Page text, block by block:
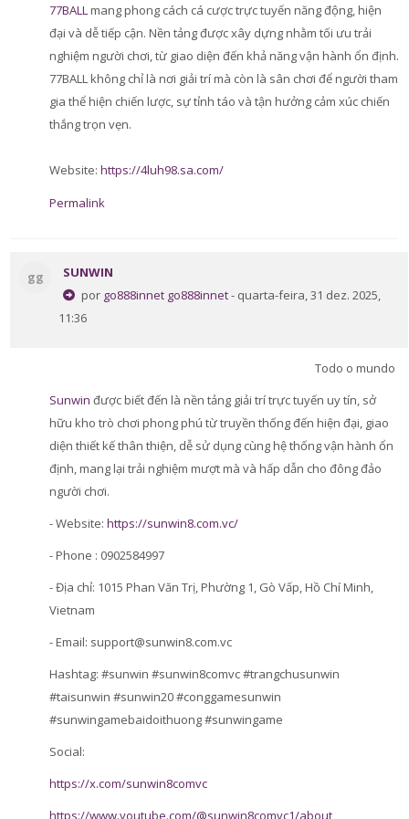
77BALL mang phong cách cá cược trực tuyến năng động, hiện
đại và dễ tiếp cận. Nền tảng được xây dựng nhằm tối ưu trải
nghiệm người chơi, từ giao diện đến khả năng vận hành ổn định.
77BALL không chỉ là nơi giải trí mà còn là sân chơi để người tham
gia thể hiện chiến lược, sự tỉnh táo và tận hưởng cảm xúc chiến
thắng trọn vẹn.
Website: https://4luh98.sa.com/
Permalink
gg
SUNWIN
por go888innet go888innet- quarta-feira, 31 dez. 2025,
11:36
Todo o mundo
Sunwin được biết đến là nền tảng giải trí trực tuyến uy tín, sở
hữu kho trò chơi phong phú từ truyền thống đến hiện đại, giao
diện thiết kế thân thiện, dễ sử dụng cùng hệ thống vận hành ổn
định, mang lại trải nghiệm mượt mà và hấp dẫn cho đông đảo
người chơi.
- Website: https://sunwin8.com.vc/
- Phone : 0902584997
- Địa chỉ: 1015 Phan Văn Trị, Phường 1, Gò Vấp, Hồ Chí Minh,
Vietnam
- Email: support@sunwin8.com.vc
Hashtag: #sunwin #sunwin8comvc #trangchusunwin
#taisunwin #sunwin20 #conggamesunwin
#sunwingamebaidoithuong #sunwingame
Social:
https://x.com/sunwin8comvc
https://www.youtube.com/@sunwin8comvc1/about